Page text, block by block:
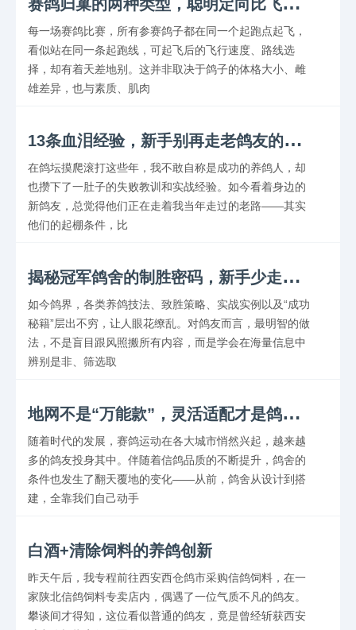
每一场赛鸽比赛，所有参赛鸽子都在同一个起跑点起飞，
看似站在同一条起跑线，可起飞后的飞行速度、路线选
择，却有着天差地别。这并非取决于鸽子的体格大小、雌
雄差异，也与素质、肌肉
1
3条血泪经验，新手别再走老鸽友的弯路
在鸽坛摸爬滚打这些年，我不敢自称是成功的养鸽人，却
也攒下了一肚子的失败教训和实战经验。如今看着身边的
新鸽友，总觉得他们正在走着我当年走过的老路——其实
他们的起棚条件，比
揭
秘冠军鸽舍的制胜密码，新手少走弯路
如今鸽界，各类养鸽技法、致胜策略、实战实例以及“成功
秘籍”层出不穷，让人眼花缭乱。对鸽友而言，最明智的做
法，不是盲目跟风照搬所有内容，而是学会在海量信息中
辨别是非、筛选取
地
网不是“万能款”，灵活适配才是鸽子健康关键
随着时代的发展，赛鸽运动在各大城市悄然兴起，越来越
多的鸽友投身其中。伴随着信鸽品质的不断提升，鸽舍的
条件也发生了翻天覆地的变化——从前，鸽舍从设计到搭
建，全靠我们自己动手
白酒+清除饲料的养鸽创新
昨天午后，我专程前往西安西仓鸽市采购信鸽饲料，在一
家陕北信鸽饲料专卖店内，偶遇了一位气质不凡的鸽友。
攀谈间才得知，这位看似普通的鸽友，竟是曾经斩获西安